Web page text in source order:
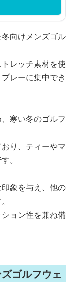
向けメンズゴル
レッチ素材を使
レーに集中でき
寒い冬のゴルフ
り、ティーやマ
。
象を与え、他の
ョン性を兼ね備
ゴルフウェ